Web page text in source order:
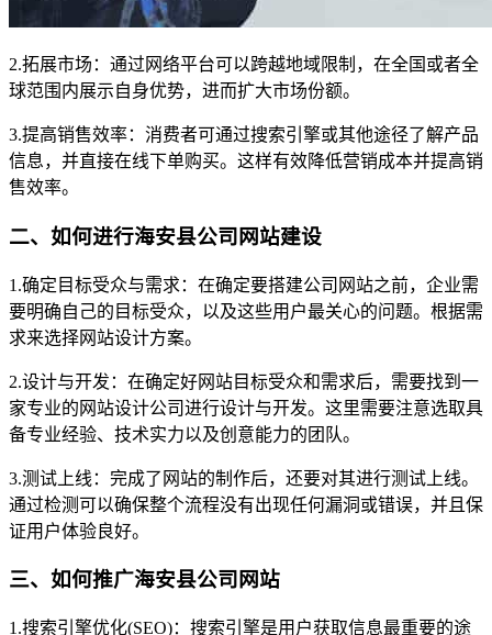
2.拓展市场：通过网络平台可以跨越地域限制，在全国或者全
球范围内展示自身优势，进而扩大市场份额。
3.提高销售效率：消费者可通过搜索引擎或其他途径了解产品
信息，并直接在线下单购买。这样有效降低营销成本并提高销
售效率。
二、如何进行海安县公司网站建设
1.确定目标受众与需求：在确定要搭建公司网站之前，企业需
要明确自己的目标受众，以及这些用户最关心的问题。根据需
求来选择网站设计方案。
2.设计与开发：在确定好网站目标受众和需求后，需要找到一
家专业的网站设计公司进行设计与开发。这里需要注意选取具
备专业经验、技术实力以及创意能力的团队。
3.测试上线：完成了网站的制作后，还要对其进行测试上线。
通过检测可以确保整个流程没有出现任何漏洞或错误，并且保
证用户体验良好。
三、如何推广海安县公司网站
1.搜索引擎优化(SEO)：搜索引擎是用户获取信息最重要的途